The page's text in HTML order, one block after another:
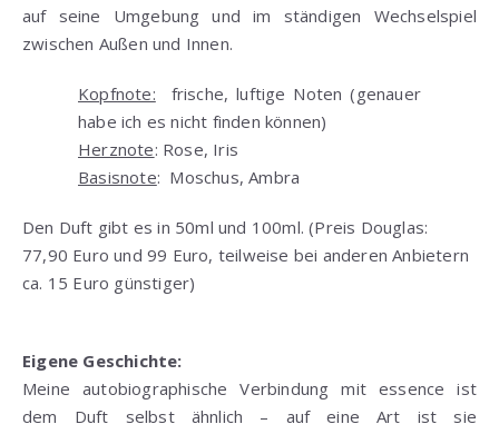
auf seine Umgebung und im ständigen Wechselspiel
zwischen Außen und Innen.
Kopfnote: frische, luftige Noten (genauer
habe ich es nicht finden können)
Herznote: Rose, Iris
Basisnote: Moschus, Ambra
Den Duft gibt es in 50ml und 100ml. (Preis Douglas:
77,90 Euro und 99 Euro, teilweise bei anderen Anbietern
ca. 15 Euro günstiger)
Eigene Geschichte:
Meine autobiographische Verbindung mit essence ist
dem Duft selbst ähnlich – auf eine Art ist sie